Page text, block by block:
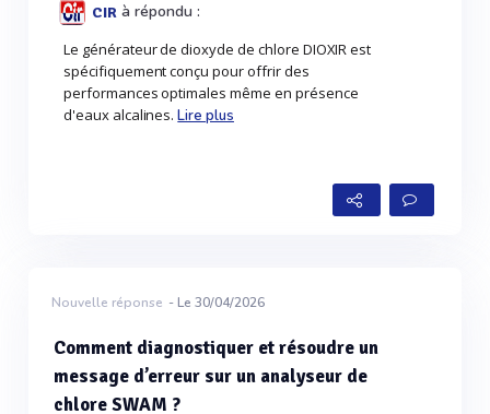
CIR à répondu :
Le générateur de dioxyde de chlore DIOXIR est
spécifiquement conçu pour offrir des
performances optimales même en présence
d'eaux alcalines.Lire plus
Nouvelle réponse - Le 30/04/2026
Comment diagnostiquer et résoudre un
message d’erreur sur un analyseur de
chlore SWAM ?